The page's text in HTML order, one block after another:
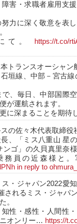
害・求職者雇用支
力に深く敬意を表
て。 https://t.co/
トランスオーシャン
垣線、中部－宮古
で、毎日、中部国際
が運航されます。
に深まることを期待
の佐々木代表取締役
、「ミス八重山 星
ンゴ」の久貝真里奈
務員の近森様と
in reply to
・ジャパン2022愛
されるミス・ジャパ
。
性・感性・人間性
オンリー… https://